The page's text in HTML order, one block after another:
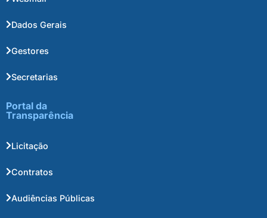
Dados Gerais
Gestores
Secretarias
Portal da
Transparência
Licitação
Contratos
Audiências Públicas